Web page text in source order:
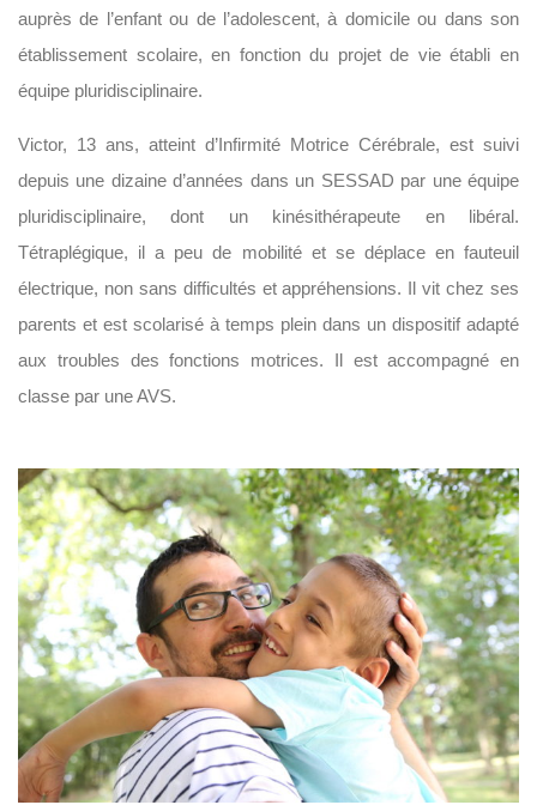
auprès de l’enfant ou de l’adolescent, à domicile ou dans son
établissement scolaire, en fonction du projet de vie établi en
équipe pluridisciplinaire.
Victor, 13 ans, atteint d’Infirmité Motrice Cérébrale, est suivi
depuis une dizaine d’années dans un SESSAD par une équipe
pluridisciplinaire, dont un kinésithérapeute en libéral.
Tétraplégique, il a peu de mobilité et se déplace en fauteuil
électrique, non sans difficultés et appréhensions. Il vit chez ses
parents et est scolarisé à temps plein dans un dispositif adapté
aux troubles des fonctions motrices. Il est accompagné en
classe par une AVS.